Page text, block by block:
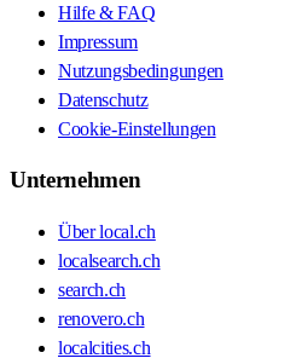
Hilfe & FAQ
Impressum
Nutzungsbedingungen
Datenschutz
Cookie-Einstellungen
Unternehmen
Über local.ch
localsearch.ch
search.ch
renovero.ch
localcities.ch